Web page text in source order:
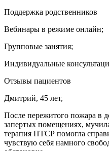
Поддержка родственников
Вебинары в режиме онлайн;
Групповые занятия;
Индивидуальные
Отзывы пациентов
Дмитрий, 45 лет,
После пережитого пожара в
запертых помещениях,
терапия ПТСР помогла
чувствую себя намного